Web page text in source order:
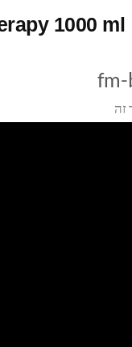
1000 ml
זה